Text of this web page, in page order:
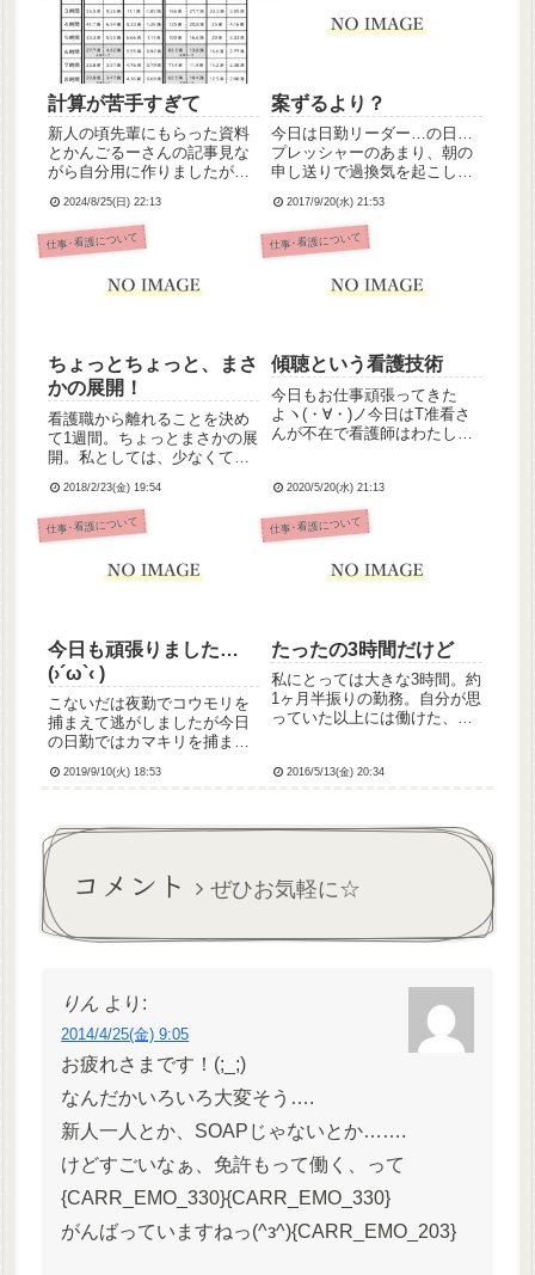
計算が苦手すぎて
新人の頃先輩にもらった資料
とかんごるーさんの記事見な
がら自分用に作りましたがい
れで合ってるかイマイチ自信
がない😭
2024/8/25(日) 22:13
案ずるより？
今日は日勤リーダー…の日…
プレッシャーのあまり、朝の
申し送りで過換気を起こし、
せてもらってしまいました。
師長に「大丈夫？リーダーで
きる？」と聞かれ、大丈夫じ
ど、ここで頑張らねば！と思
2017/9/20(水) 21:53
仕事･看護について
ちょっとちょっと、まさ
かの展開！
看護職から離れることを決め
て1週間。ちょっとまさかの展
開。私としては、少なくても
距離を置くつもりだったのだ
けど、今日、総師長と病棟師
長から早速(？)病棟勤務に復
のだ！……早ッ！！！！マ
2018/2/23(金) 19:54
仕事･看護について
傾聴という看護技術
今日もお仕事頑張ってきた
よヽ(・∀・)ノ今日はT准看さ
んが不在で看護師はわたしだ
て、事務のお姉さんとちょっ
とお話して仲良くなって帰っ
てきました。事務のお姉さ
ん、ちょっとした悩み事があ
ったみた...
2020/5/20(水) 21:13
仕事･看護について
今日も頑張りました…
(›´ω`‹ )
こないだは夜勤でコウモリを
捕まえて逃がしましたが今日
の日勤ではカマキリを捕まえ
うちの病院…🙄昨日はリーダ
ダーでした…リーダーも苦手
だけどリーダーとサブリーダ
ーだっ...
2019/9/10(火) 18:53
仕事･看護について
たったの3時間だけど
私にとっては大きな3時間。約
1ヶ月半振りの勤務。自分が思
っていた以上には働けた、と
う。久しぶりでちょっと疲れ
すみなさい。
2016/5/13(金) 20:34
コメント ぜひお気軽に☆
りん より:
2014/4/25(金) 9:05
お疲れさまです！(;_;)
なんだかいろいろ大変そう….
新人一人とか、SOAPじゃないとか…….
けどすごいなぁ、免許もって働く、って
{CARR_EMO_330}{CARR_EMO_330}
がんばっていますねっ(^з^){CARR_EMO_203}